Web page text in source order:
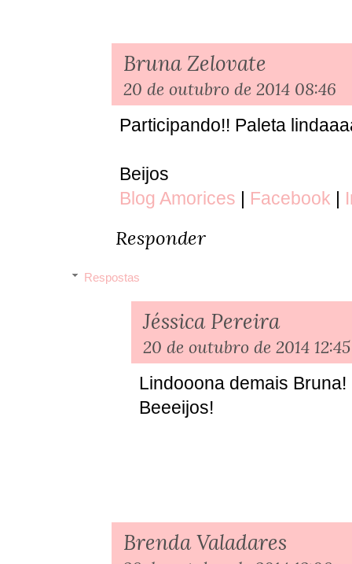
Bruna Zelovate
20 de outubro de 2014 08:46
Participando!! Paleta
Beijos
Blog Amorices
Facebook
Responder
Respostas
Jéssica Pereira
20 de outubro de 2014 12:45
Lindooona demais
Beeeijos!
Brenda Valadares